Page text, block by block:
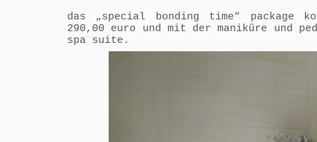
das „special bonding time“ package
290,00 euro und mit der maniküre und
spa suite.